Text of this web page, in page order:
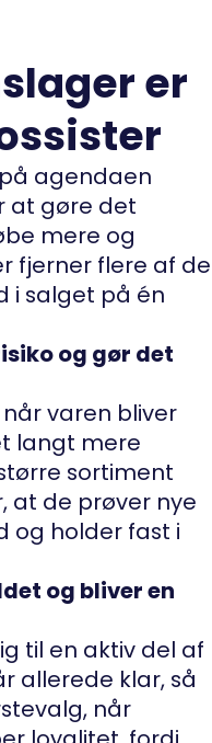
er
agendaen
at gøre det
mere og
fjerner flere af de
i salget på én
og gør det
varen bliver
langt mere
sortiment
at de prøver nye
og holder fast i
og bliver en
til en aktiv del af
allerede klar, så
når